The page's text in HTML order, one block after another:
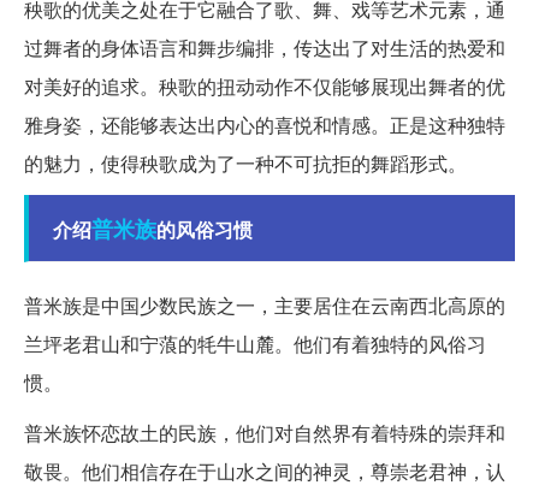
秧歌的优美之处在于它融合了歌、舞、戏等艺术元素，通
过舞者的身体语言和舞步编排，传达出了对生活的热爱和
对美好的追求。秧歌的扭动动作不仅能够展现出舞者的优
雅身姿，还能够表达出内心的喜悦和情感。正是这种独特
的魅力，使得秧歌成为了一种不可抗拒的舞蹈形式。
介绍普米族的风俗习惯
普米族是中国少数民族之一，主要居住在云南西北高原的
兰坪老君山和宁蒗的牦牛山麓。他们有着独特的风俗习
惯。
普米族怀恋故土的民族，他们对自然界有着特殊的崇拜和
敬畏。他们相信存在于山水之间的神灵，尊崇老君神，认